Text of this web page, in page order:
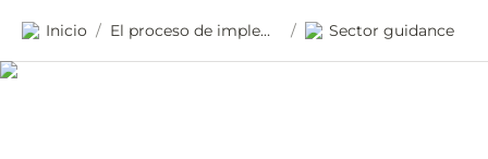
Inicio / El proceso de implementación Open SPP / Sector guidance